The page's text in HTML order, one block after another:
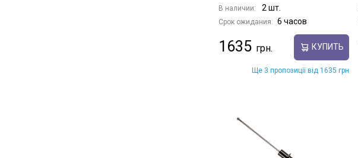
В наличии: 2 шт.
Срок ожидания: 6 часов
1635 КУПИТЬ
Ще 3 пропозиції від 1635 грн